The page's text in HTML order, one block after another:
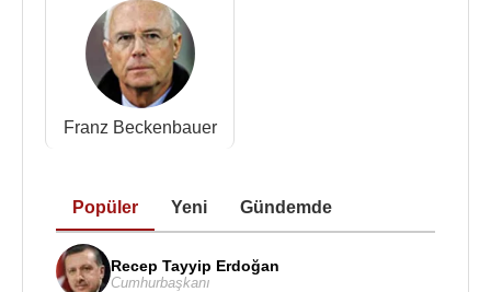
Kitabı 2006 Türkiye İş Bankası Kültür Yayınları
Kaynak:Biyografiler.com
Franz Beckenbauer
Popüler Yeni Gündemde
Recep Tayyip Erdoğan
Cumhurbaşkanı